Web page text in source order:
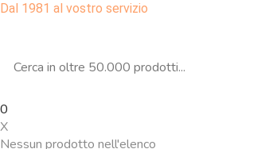
Dal 1981 al vostro servizio
0
X
Nessun prodotto nell'elenco